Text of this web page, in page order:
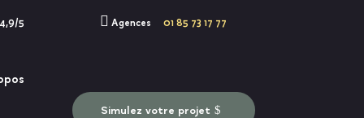
5  Agences 01 85 73 17 77
Simulez votre projet